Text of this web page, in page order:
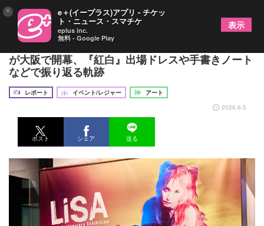
LiSAのデビュー15周年記念展覧会『LiSA PRiSM』
が大阪で開幕、『紅白』出場ドレスや手書きノート
などで振り返る軌跡
レポート イベント/レジャー
アート
2026.6.5
ポスト シェア 送る
× e＋(イープラス)アプリ - チケッ
ト・ニュース・スマチケ
eplus inc.
無料 - Google Play
表示